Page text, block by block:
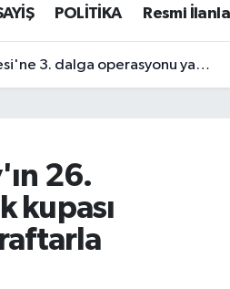
POLİTİKA Resmi
3. dalga operasyonu yapıldı
26.
kupası